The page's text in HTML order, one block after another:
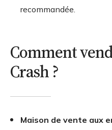
recommandée.
Comment
Crash ?
Maison de vente aux